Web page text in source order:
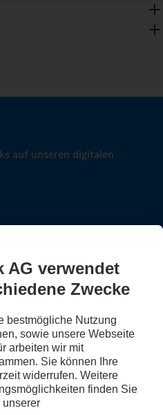
auf unseren digitalen
Truckerinnen und